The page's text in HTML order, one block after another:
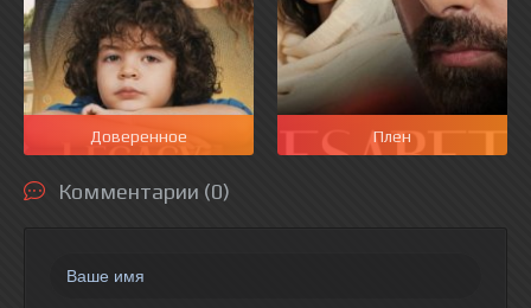
Доверенное Плен
Комментарии (0)